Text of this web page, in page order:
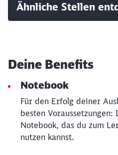
Ähnliche Stellen
Deine Benefits
Notebook
Für den Erfolg deiner
besten
Notebook, das du zum
nutzen kannst.
Abbrechen